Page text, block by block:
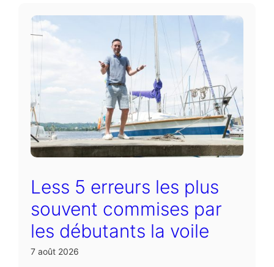
Less 5 erreurs les plus
souvent commises par
les débutants la voile
7 août 2026